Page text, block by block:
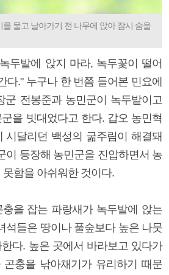
물고 날아가기 전 나무에 앉아 잠시 숨을
두밭에 앉지 마라, 녹두꽃이 떨어
다." 누구나 한 번쯤 들어본 민요에
군 전봉준과 농민군이 녹두밭이고
을 빗대었다고 한다. 갑오 농민혁
시달리던 백성의 굶주림이 해결돼
이 등장해 농민군을 진압하면서 농
함을 아쉬워한 것이다.
을 잡는 파랑새가 녹두밭에 앉는
석들은 땅이나 풀숲보다 높은 나뭇
다. 높은 곳에서 바라보고 있다가
곤충을 낚아채기가 유리하기 때문